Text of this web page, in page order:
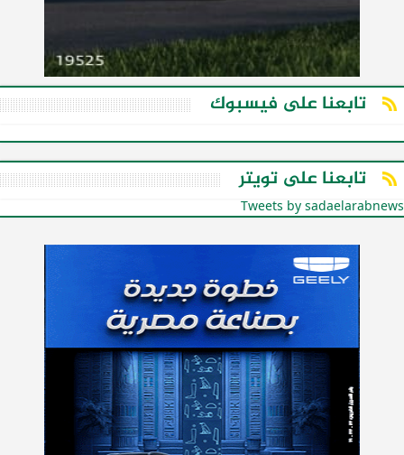
تابعنا على فيسبوك
تابعنا على تويتر
Tweets by sadaelarabnews